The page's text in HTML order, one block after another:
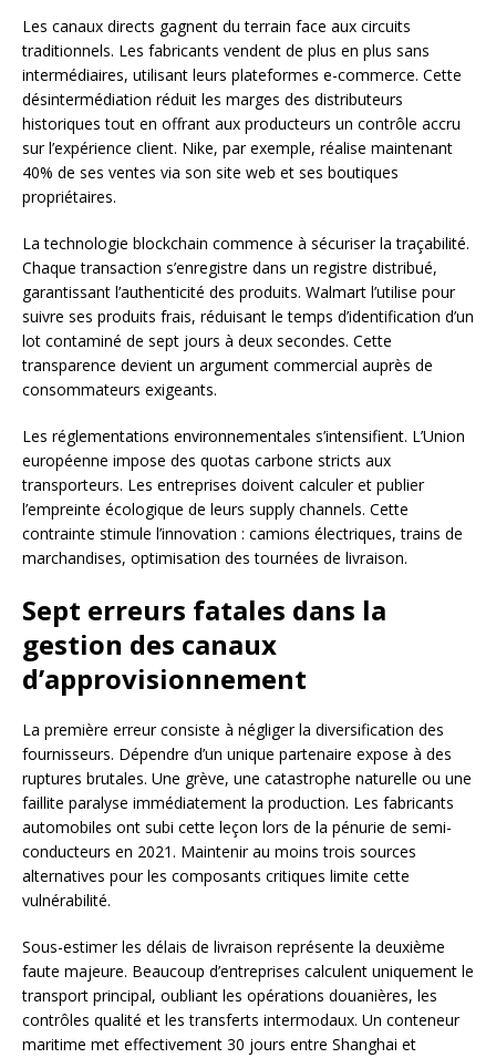
Les canaux directs gagnent du terrain face aux circuits
traditionnels. Les fabricants vendent de plus en plus sans
intermédiaires, utilisant leurs plateformes e-commerce. Cette
désintermédiation réduit les marges des distributeurs
historiques tout en offrant aux producteurs un contrôle accru
sur l’expérience client. Nike, par exemple, réalise maintenant
40% de ses ventes via son site web et ses boutiques
propriétaires.
La technologie blockchain commence à sécuriser la traçabilité.
Chaque transaction s’enregistre dans un registre distribué,
garantissant l’authenticité des produits. Walmart l’utilise pour
suivre ses produits frais, réduisant le temps d’identification d’un
lot contaminé de sept jours à deux secondes. Cette
transparence devient un argument commercial auprès de
consommateurs exigeants.
Les réglementations environnementales s’intensifient. L’Union
européenne impose des quotas carbone stricts aux
transporteurs. Les entreprises doivent calculer et publier
l’empreinte écologique de leurs supply channels. Cette
contrainte stimule l’innovation : camions électriques, trains de
marchandises, optimisation des tournées de livraison.
Sept erreurs fatales dans la
gestion des canaux
d’approvisionnement
La première erreur consiste à négliger la diversification des
fournisseurs. Dépendre d’un unique partenaire expose à des
ruptures brutales. Une grève, une catastrophe naturelle ou une
faillite paralyse immédiatement la production. Les fabricants
automobiles ont subi cette leçon lors de la pénurie de semi-
conducteurs en 2021. Maintenir au moins trois sources
alternatives pour les composants critiques limite cette
vulnérabilité.
Sous-estimer les délais de livraison représente la deuxième
faute majeure. Beaucoup d’entreprises calculent uniquement le
transport principal, oubliant les opérations douanières, les
contrôles qualité et les transferts intermodaux. Un conteneur
maritime met effectivement 30 jours entre Shanghai et